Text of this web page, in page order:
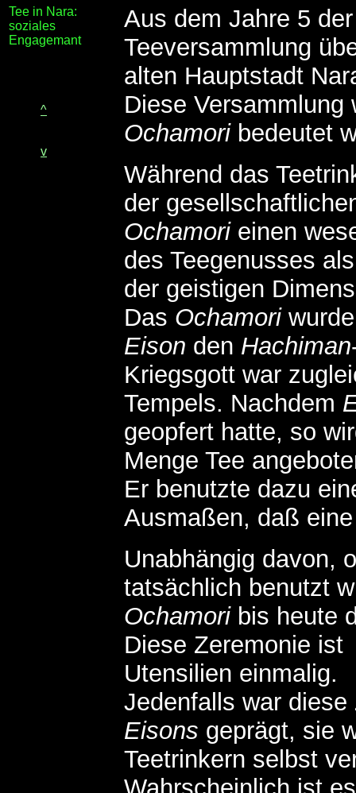
Tee in Nara:
soziales
Engagemant
^
v
Aus dem Jahre 5
Teeversammlung
alten Hauptstadt
Diese
Ochamoribedeutet
Während das
der
Ochamorieinen
des Teegenusses
der geistigen
Das Ochamoriwurde
Eison den Hachiman
Kriegsgott war
Tempels. Nachdem
geopfert hatte, so
Menge Tee
Er benutzte dazu
Ausmaßen, daß
Unabhängig davon,
tatsächlich benutzt
Ochamoribis heute
Diese Zeremonie ist
Utensilien einmalig.
Jedenfalls war
Eisons geprägt, sie
Teetrinkern selbst